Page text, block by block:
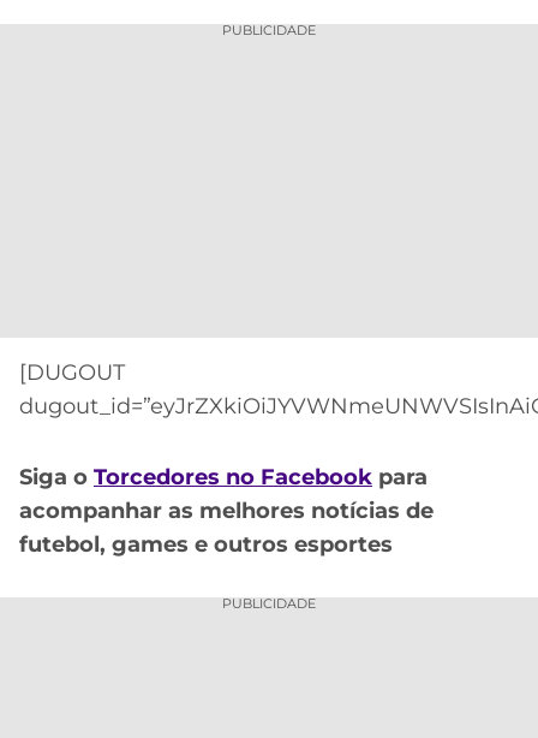
FLUMINENSE
ATLÉTICO
MG
CRUZEIRO
PUBLICIDADE
[DUGOUT
Siga o Torcedores no Facebook para
acompanhar as melhores notícias de
futebol, games e outros esportes
PUBLICIDADE